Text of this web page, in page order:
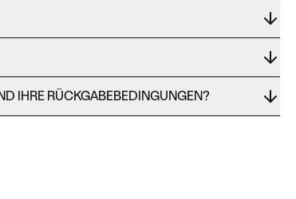
IHRE RÜCKGABEBEDINGUNGEN?